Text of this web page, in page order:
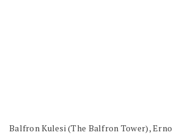
Balfron Kulesi (The Balfron Tower),